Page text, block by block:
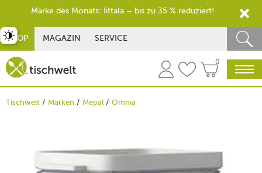
SHOP MAGAZIN SERVICE
0
Tischwelt Marken Mepal Omnia
umschalten
Marke des Monats: Iittala – bis zu 35 % reduziert!